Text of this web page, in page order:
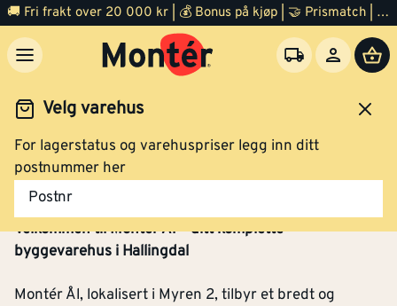
🚚 Fri frakt over 20 000 kr | 💰 Bonus på kjøp | 🤝 Prismatch | ⭐ 100% fornøyd garanti | 🏪 140 byggevarehus
Velg varehus
For lagerstatus og varehuspriser legg inn ditt
postnummer her
Postnr
Montér Ål
Velkommen til Montér Ål – ditt komplette
byggevarehus i Hallingdal
Montér Ål, lokalisert i Myren 2, tilbyr et bredt og